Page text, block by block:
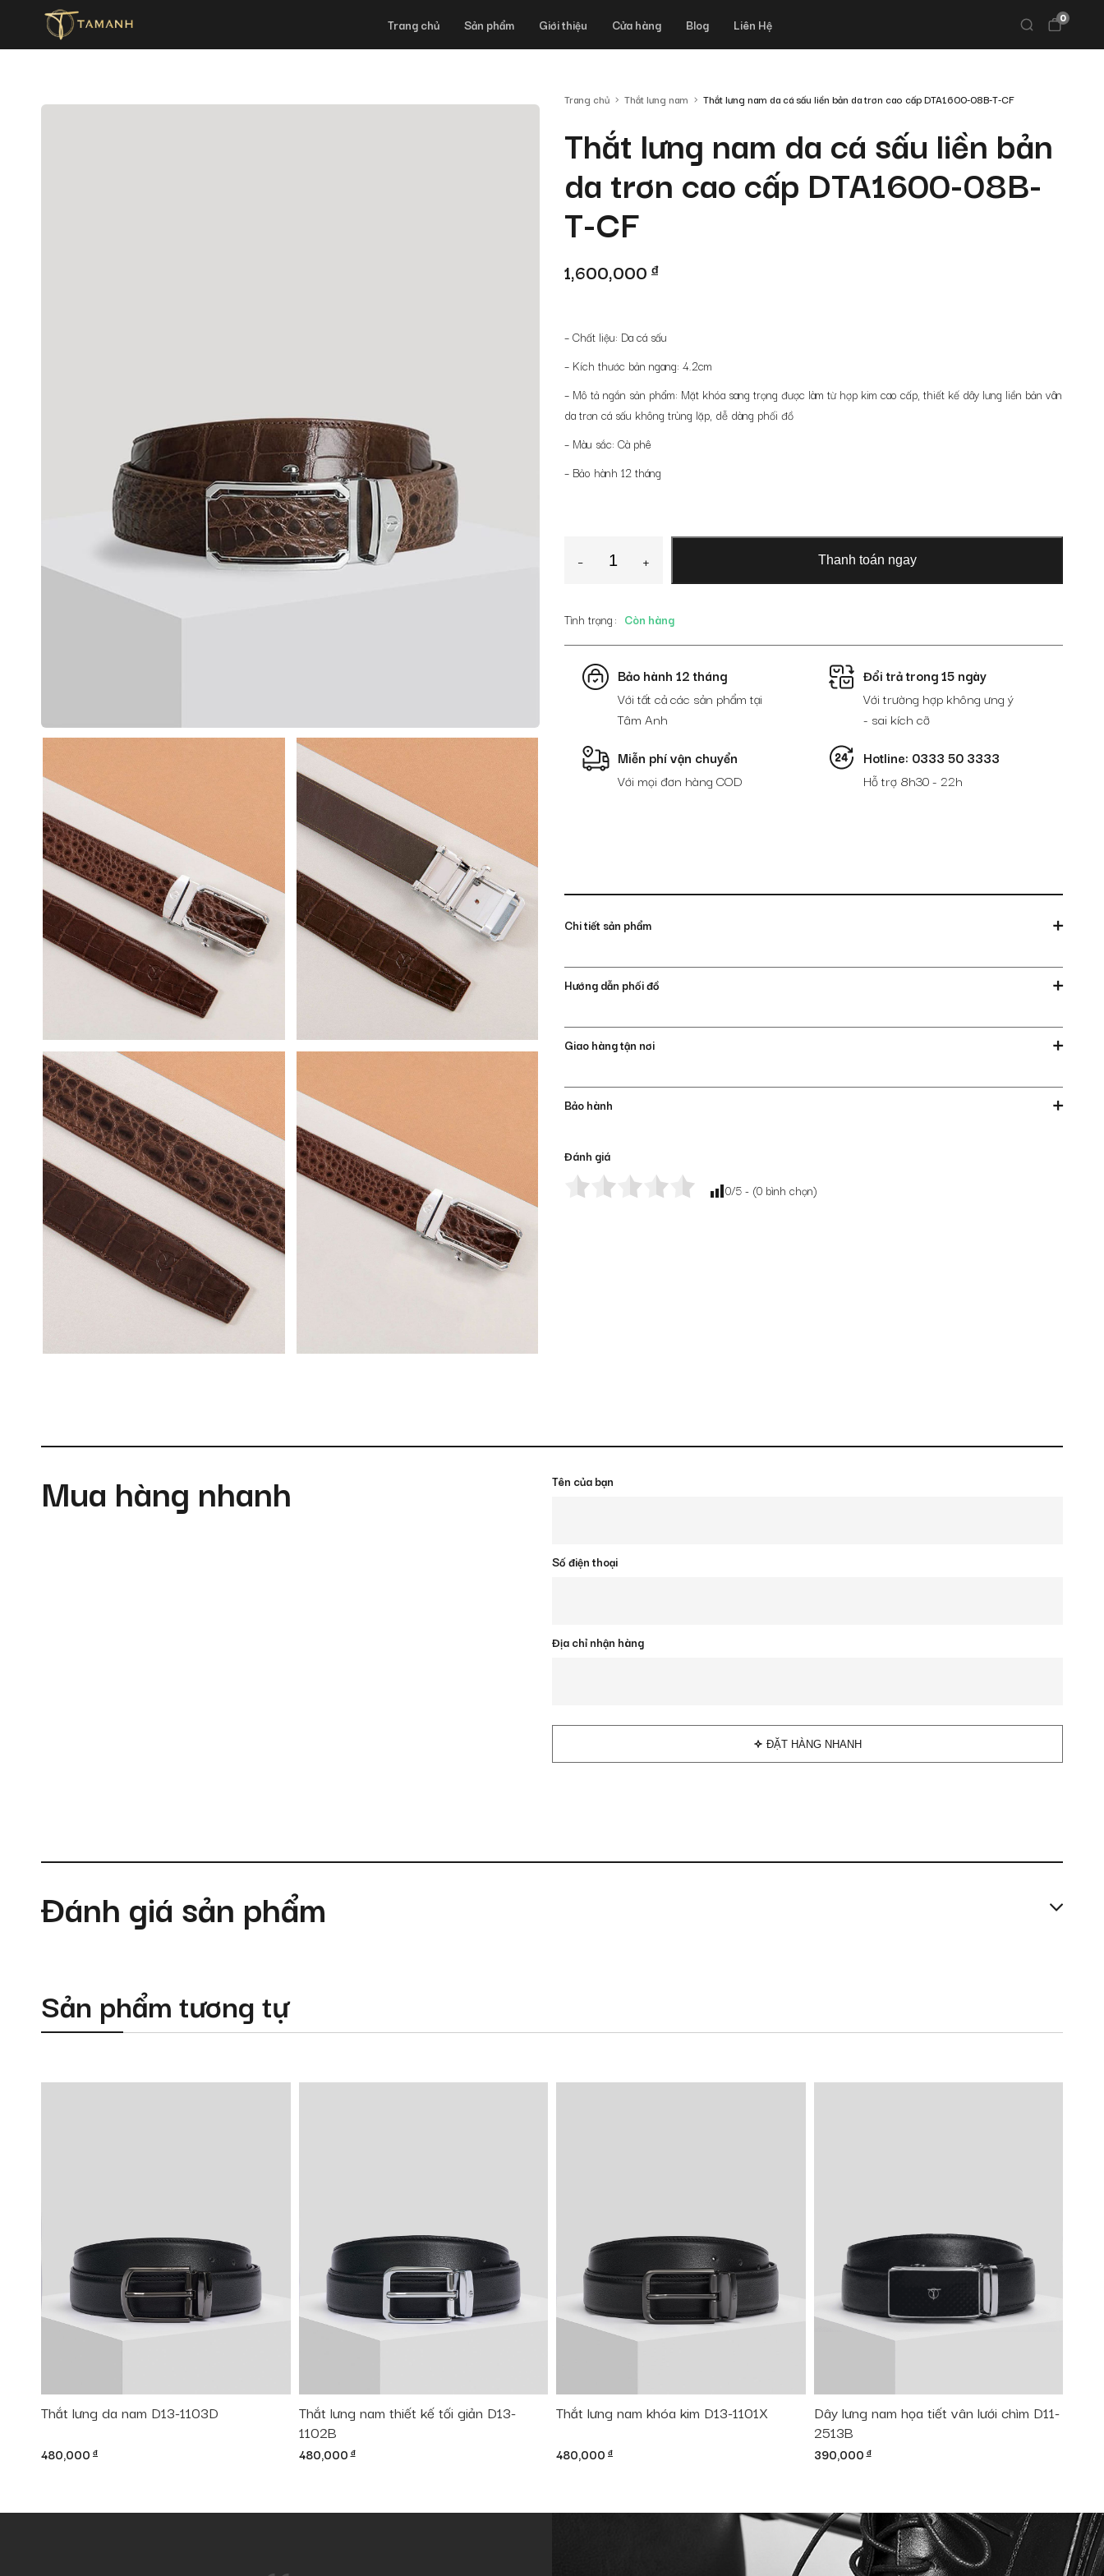
Trang chủ Sản phẩm Giới thiệu Cửa hàng Blog Liên Hệ 0
Trang chủ Thắt lưng nam Thắt lưng nam da cá sấu liền bản da trơn cao cấp DTA1600-08B-T-CF
Thắt lưng nam da cá sấu liền bản
da trơn cao cấp DTA1600-08B-
T-CF
1,600,000 đ
– Chất liệu: Da cá sấu
– Kích thước bản ngang: 4.2cm
– Mô tả ngắn sản phẩm: Mặt khóa sang trọng được làm từ hợp kim cao cấp, thiết kế dây lưng liền bản vân
da trơn cá sấu không trùng lặp, dễ dàng phối đồ
– Màu sắc: Cà phê
– Bảo hành 12 tháng
-
Thắt
lưng
cá
sấu
liền
bản
cấp
DTA1600-
08B-
+ Thanh toán ngay
Tình trạng Còn hàng
Bảo hành 12 tháng
Với tất cả các sản phẩm tại
Tâm Anh
Miễn phí vận chuyển
Với mọi đơn hàng COD
Đổi trả trong 15 ngày
Với trường hợp không ưng ý
- sai kích cỡ
Hotline: 0333 50 3333
Hỗ trợ 8h30 - 22h
Chi tiết sản phẩm
Hướng dẫn phối đồ
Giao hàng tận nơi
Bảo hành
Đánh giá
0/5 - (0 bình chọn)
Mua hàng nhanh Tên của bạn
Số điện thoại
Địa chỉ nhận hàng
ĐẶT HÀNG NHANH
Đánh giá sản phẩm
Sản phẩm tương tự
Thắt lưng da nam D13-1103D
480,000 đ
Thắt lưng nam thiết kế tối giản D13-
1102B
480,000đ
Thắt lưng nam khóa kim D13-1101X
480,000 đ
Dây lưng nam họa tiết vân lưới chìm D11-
2513B
390,000đ